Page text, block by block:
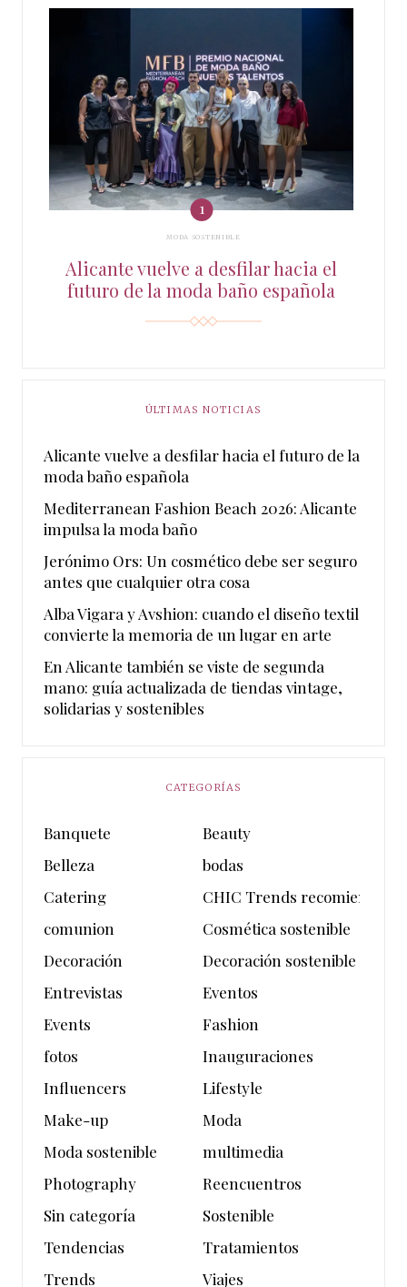
MODA SOSTENIBLE
Alicante vuelve a desfilar hacia el
futuro de la moda baño española
ÚLTIMAS NOTICIAS
Alicante vuelve a desfilar hacia el futuro de la
moda baño española
Mediterranean Fashion Beach 2026: Alicante
impulsa la moda baño
Jerónimo Ors: Un cosmético debe ser seguro
antes que cualquier otra cosa
Alba Vigara y Avshion: cuando el diseño textil
convierte la memoria de un lugar en arte
En Alicante también se viste de segunda
mano: guía actualizada de tiendas vintage,
solidarias y sostenibles
CATEGORÍAS
Banquete
Beauty
Belleza
bodas
Catering
CHIC Trends recomienda
comunion
Cosmética sostenible
Decoración
Decoración sostenible
Entrevistas
Eventos
Events
Fashion
fotos
Inauguraciones
Influencers
Lifestyle
Make-up
Moda
Moda sostenible
multimedia
Photography
Reencuentros
Sin categoría
Sostenible
Tendencias
Tratamientos
Trends
Viajes